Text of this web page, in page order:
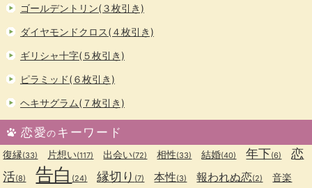
ゴールデントリン(３枚引き)
ダイヤモンドクロス(４枚引き)
ギリシャ十字(５枚引き)
ピラミッド(６枚引き)
ヘキサグラム(７枚引き)
恋愛のキーワード
復縁(33) 片想い(117) 出会い(72) 相性(33) 結婚(40) 年下(6)
恋
活(8) 告白 (24) 縁切り (7) 本性(3) 報われぬ恋(2) 音楽